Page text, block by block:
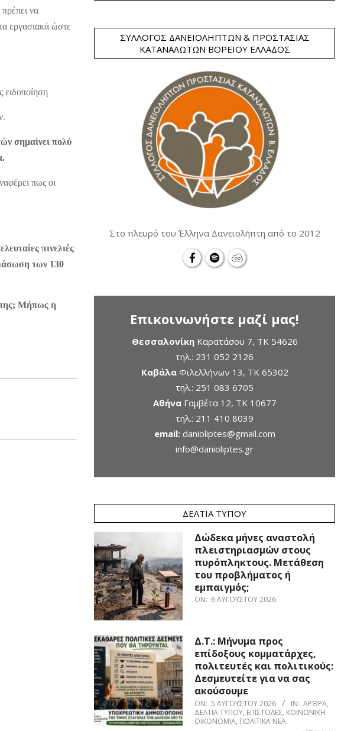
να
εργασιακά ώστε
ειδοποίηση
σημαίνει πολύ
πως οι
πινελιές
των 130
Μήπως η
ΣΎΛΛΟΓΟΣ ΔΑΝΕΙΟΛΗΠΤΏΝ & ΠΡΟΣΤΑΣΊΑΣ
ΚΑΤΑΝΑΛΩΤΏΝ ΒΟΡΕΊΟΥ ΕΛΛΆΔΟΣ
Στο πλευρό του Έλληνα Δανειολήπτη από το 2012
Επικοινωνήστε μαζί μας!
ΘεσσαλονίκηΚαρατάσου 7, TK 54626
τηλ.: 231 052 2126
ΚαβάλαΦιλελλήνων 13, ΤΚ 65302
τηλ.: 251 083 6705
ΑθήναΓαμβέτα 12, ΤΚ 10677
τηλ.: 211 410 8039
email: danioliptes@gmail.com
info@danioliptes.gr
ΔΕΛΤΊΑ ΤΎΠΟΥ
Δώδεκα μήνες αναστολή
πλειστηριασμών στους
πυρόπληκτους. Μετάθεση
του προβλήματος ή
εμπαιγμός;
ON: 6 ΑΥΓΟΎΣΤΟΥ 2026
Δ.Τ.: Μήνυμα προς
επίδοξους κομματάρχες,
πολιτευτές και πολιτικούς:
Δεσμευτείτε για να σας
ακούσουμε
ON: 5 ΑΥΓΟΎΣΤΟΥ 2026 IN: ΆΡΘΡΑ,
ΔΕΛΤΊΑ ΤΎΠΟΥ, ΕΠΙΣΤΟΛΈΣ, ΚΟΙΝΩΝΙΚΉ
ΟΙΚΟΝΟΜΊΑ, ΠΟΛΙΤΙΚΆ ΝΈΑ